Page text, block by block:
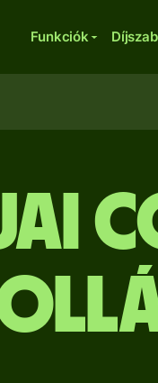
Funkciók